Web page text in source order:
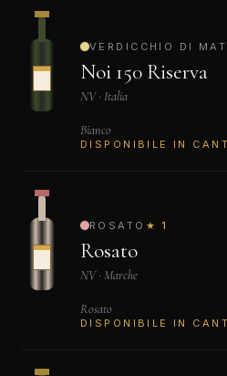
VERDICCHIO DI
Noi 150 Riserva
NV · Italia
Bianco
DISPONIBILE IN
ROSATO ★ 1
Rosato
NV · Marche
Rosato
DISPONIBILE IN